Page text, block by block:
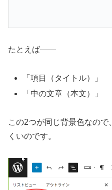
たとえば——
「項目（タイトル）」
「中の文章（本文）」
この2つが同じ背景色なの
くいのです。